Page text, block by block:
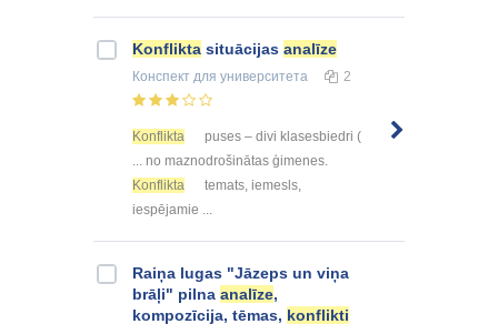
Konflikta situācijas analīze
Конспект для университета 2
Konflikta
puses – divi klasesbiedri (
... no maznodrošinātas ģimenes.
Konflikta
temats, iemesls,
iespējamie ...
Raiņa lugas "Jāzeps un viņa
brāļi" pilna analīze,
kompozīcija, tēmas, konflikti